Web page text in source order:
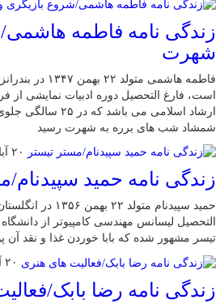
زندگی نامه فاطمه
شهرت
فاطمه هاشمی
است، فارغ التحصیل دوره ادبیات نمایشی از
ارشاد اسلامی می
شمشاد شب های برره به شهرت رسید
۲۰ آبان ۱۴۰۳
زندگی نامه حمید سپیدنام/
حمید سپیدنام
التحصیل لیسانس مهندسی کامپیوتر از
تیسر مشهور شده که بابا خوردن غذا و نقد آن
۲۰ آبان ۱۴۰۳
زندگی نامه رضا بابک/